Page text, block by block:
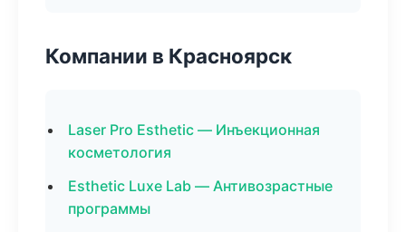
Компании в Красноярск
Laser Pro Esthetic — Инъекционная
косметология
Esthetic Luxe Lab — Антивозрастные
программы